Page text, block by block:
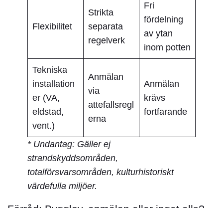
Flexibilitet
Strikta
separata
regelverk
Fri
fördelning
av ytan
inom potten
Tekniska
installation
er (VA,
eldstad,
vent.)
Anmälan
via
attefallsregl
erna
Anmälan
krävs
fortfarande
* Undantag: Gäller ej
strandskyddsområden,
totalförsvarsområden, kulturhistoriskt
värdefulla miljöer.